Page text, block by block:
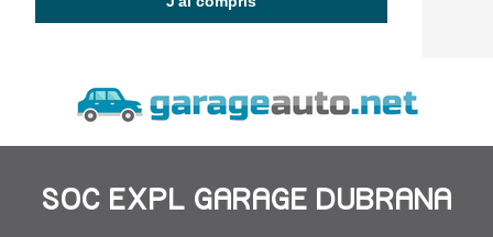
SOC EXPL GARAGE DUBRANA